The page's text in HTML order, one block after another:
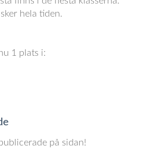
hela tiden.
1 plats i:
på sidan!